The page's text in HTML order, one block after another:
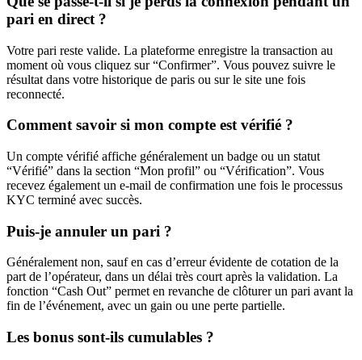
pari en direct ?
Votre pari reste valide. La plateforme enregistre la transaction au
moment où vous cliquez sur “Confirmer”. Vous pouvez suivre le
résultat dans votre historique de paris ou sur le site une fois
reconnecté.
Comment savoir si mon compte est vérifié ?
Un compte vérifié affiche généralement un badge ou un statut
“Vérifié” dans la section “Mon profil” ou “Vérification”. Vous
recevez également un e-mail de confirmation une fois le processus
KYC terminé avec succès.
Puis-je annuler un pari ?
Généralement non, sauf en cas d’erreur évidente de cotation de la
part de l’opérateur, dans un délai très court après la validation. La
fonction “Cash Out” permet en revanche de clôturer un pari avant la
fin de l’événement, avec un gain ou une perte partielle.
Les bonus sont-ils cumulables ?